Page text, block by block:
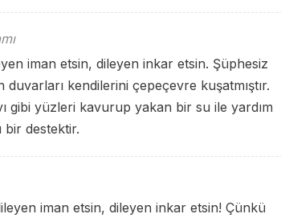
iman etsin, dileyen inkar etsin. Şüphesiz
kendilerini çepeçevre kuşatmıştır.
gibi yüzleri kavurup yakan bir su ile yardım
destektir.
iman etsin, dileyen inkar etsin! Çünkü